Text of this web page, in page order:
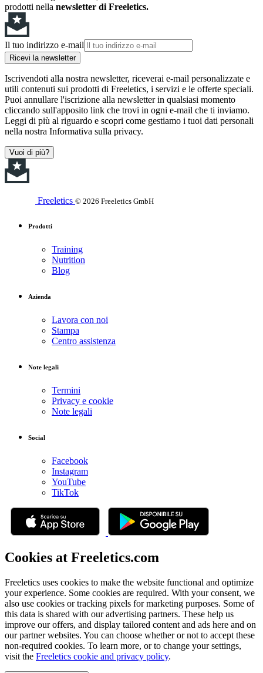
prodotti nella newsletter di Freeletics.
Il tuo indirizzo e-mail
Ricevi la newsletter
Iscrivendoti alla nostra newsletter, riceverai e-mail personalizzate e
utili contenuti sui prodotti di Freeletics, i servizi e le offerte speciali.
Puoi annullare l'iscrizione alla newsletter in qualsiasi momento
cliccando sull'apposito link che trovi in ogni e-mail che ti inviamo.
Leggi di più al riguardo e scopri come gestiamo i tuoi dati personali
nella nostra Informativa sulla privacy.
Vuoi di più?
Freeletics © 2026 Freeletics GmbH
Prodotti
Training
Nutrition
Blog
Azienda
Lavora con noi
Stampa
Centro assistenza
Note legali
Termini
Privacy e cookie
Note legali
Social
Facebook
Instagram
YouTube
TikTok
Cookies at Freeletics.com
Freeletics uses cookies to make the website functional and optimize
your experience. Some cookies are required. With your consent, we
also use cookies or tracking pixels for marketing purposes. Some of
this data is shared with our advertising partners. These help us
improve our offers, and display tailored content and ads here and on
our partner websites. You can choose whether or not to accept these
non-required cookies. To learn more, or to change your settings,
visit the Freeletics cookie and privacy policy.